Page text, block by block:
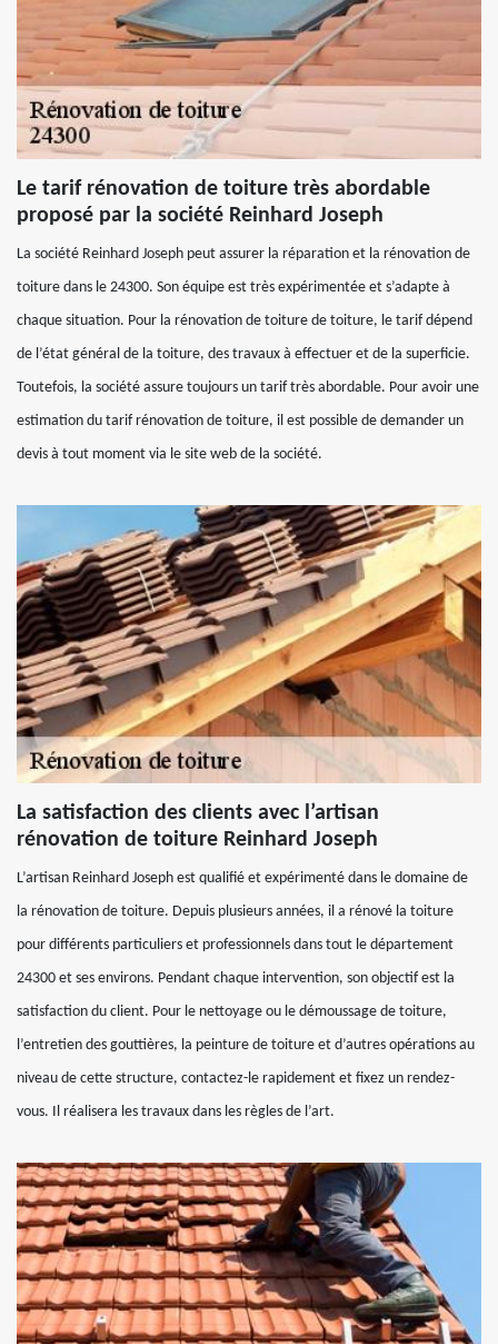
Le tarif rénovation de toiture très abordable
proposé par la société Reinhard Joseph
La société Reinhard Joseph peut assurer la réparation et la rénovation de
toiture dans le 24300. Son équipe est très expérimentée et s’adapte à
chaque situation. Pour la rénovation de toiture de toiture, le tarif dépend
de l’état général de la toiture, des travaux à effectuer et de la superficie.
Toutefois, la société assure toujours un tarif très abordable. Pour avoir une
estimation du tarif rénovation de toiture, il est possible de demander un
devis à tout moment via le site web de la société.
La satisfaction des clients avec l’artisan
rénovation de toiture Reinhard Joseph
L’artisan Reinhard Joseph est qualifié et expérimenté dans le domaine de
la rénovation de toiture. Depuis plusieurs années, il a rénové la toiture
pour différents particuliers et professionnels dans tout le département
24300 et ses environs. Pendant chaque intervention, son objectif est la
satisfaction du client. Pour le nettoyage ou le démoussage de toiture,
l’entretien des gouttières, la peinture de toiture et d’autres opérations au
niveau de cette structure, contactez-le rapidement et fixez un rendez-
vous. Il réalisera les travaux dans les règles de l’art.